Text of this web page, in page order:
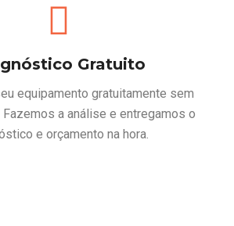
Gratuito
equipamento gratuitamente sem
a análise e entregamos o
e orçamento na hora.